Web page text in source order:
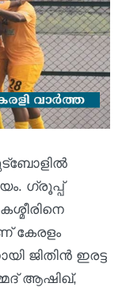
ഗ്രൂപ്പ്
കേരളം
ജിതിന്‍ ഇരട്ട
ആഷിഖ്,